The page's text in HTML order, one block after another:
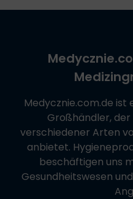
Medycznie.com.de ist
Großhändler,
verschiedener Arten
anbietet.
beschäftigen uns
Gesundheitswesen